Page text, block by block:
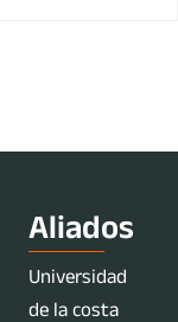
Aliados
Universidad
de la costa